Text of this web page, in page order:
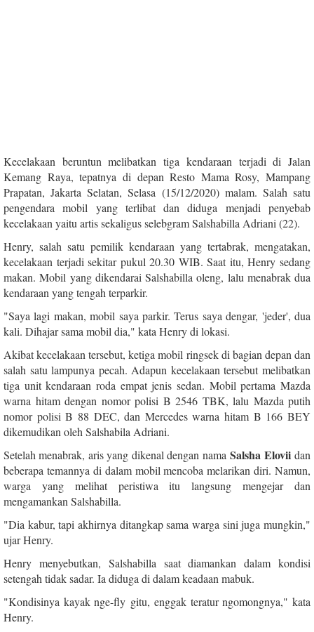
Kecelakaan beruntun melibatkan tiga kendaraan terjadi di Jalan
Kemang Raya, tepatnya di depan Resto Mama Rosy, Mampang
Prapatan, Jakarta Selatan, Selasa (15/12/2020) malam. Salah satu
pengendara mobil yang terlibat dan diduga menjadi penyebab
kecelakaan yaitu artis sekaligus selebgram Salshabilla Adriani (22).
Henry, salah satu pemilik kendaraan yang tertabrak, mengatakan,
kecelakaan terjadi sekitar pukul 20.30 WIB. Saat itu, Henry sedang
makan. Mobil yang dikendarai Salshabilla oleng, lalu menabrak dua
kendaraan yang tengah terparkir.
"Saya lagi makan, mobil saya parkir. Terus saya dengar, 'jeder', dua
kali. Dihajar sama mobil dia," kata Henry di lokasi.
Akibat kecelakaan tersebut, ketiga mobil ringsek di bagian depan dan
salah satu lampunya pecah. Adapun kecelakaan tersebut melibatkan
tiga unit kendaraan roda empat jenis sedan. Mobil pertama Mazda
warna hitam dengan nomor polisi B 2546 TBK, lalu Mazda putih
nomor polisi B 88 DEC, dan Mercedes warna hitam B 166 BEY
dikemudikan oleh Salshabila Adriani.
Setelah menabrak, aris yang dikenal dengan namaSalsha Eloviidan
beberapa temannya di dalam mobil mencoba melarikan diri. Namun,
warga yang melihat peristiwa itu langsung mengejar dan
mengamankan Salshabilla.
"Dia kabur, tapi akhirnya ditangkap sama warga sini juga mungkin,"
ujar Henry.
Henry menyebutkan, Salshabilla saat diamankan dalam kondisi
setengah tidak sadar. Ia diduga di dalam keadaan mabuk.
"Kondisinya kayak nge-fly gitu, enggak teratur ngomongnya," kata
Henry.